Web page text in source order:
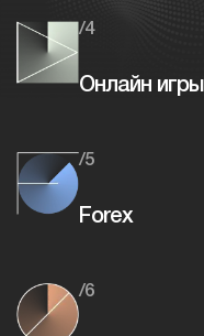
/4
Онлайн игры
/5
Forex
/6